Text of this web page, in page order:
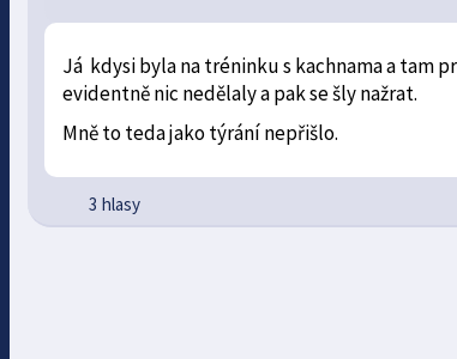
Já kdysi byla na tréninku s kachnama a tam
evidentně nic nedělaly a pak se šly nažrat.
Mně to teda jako týrání nepřišlo.
3 hlasy